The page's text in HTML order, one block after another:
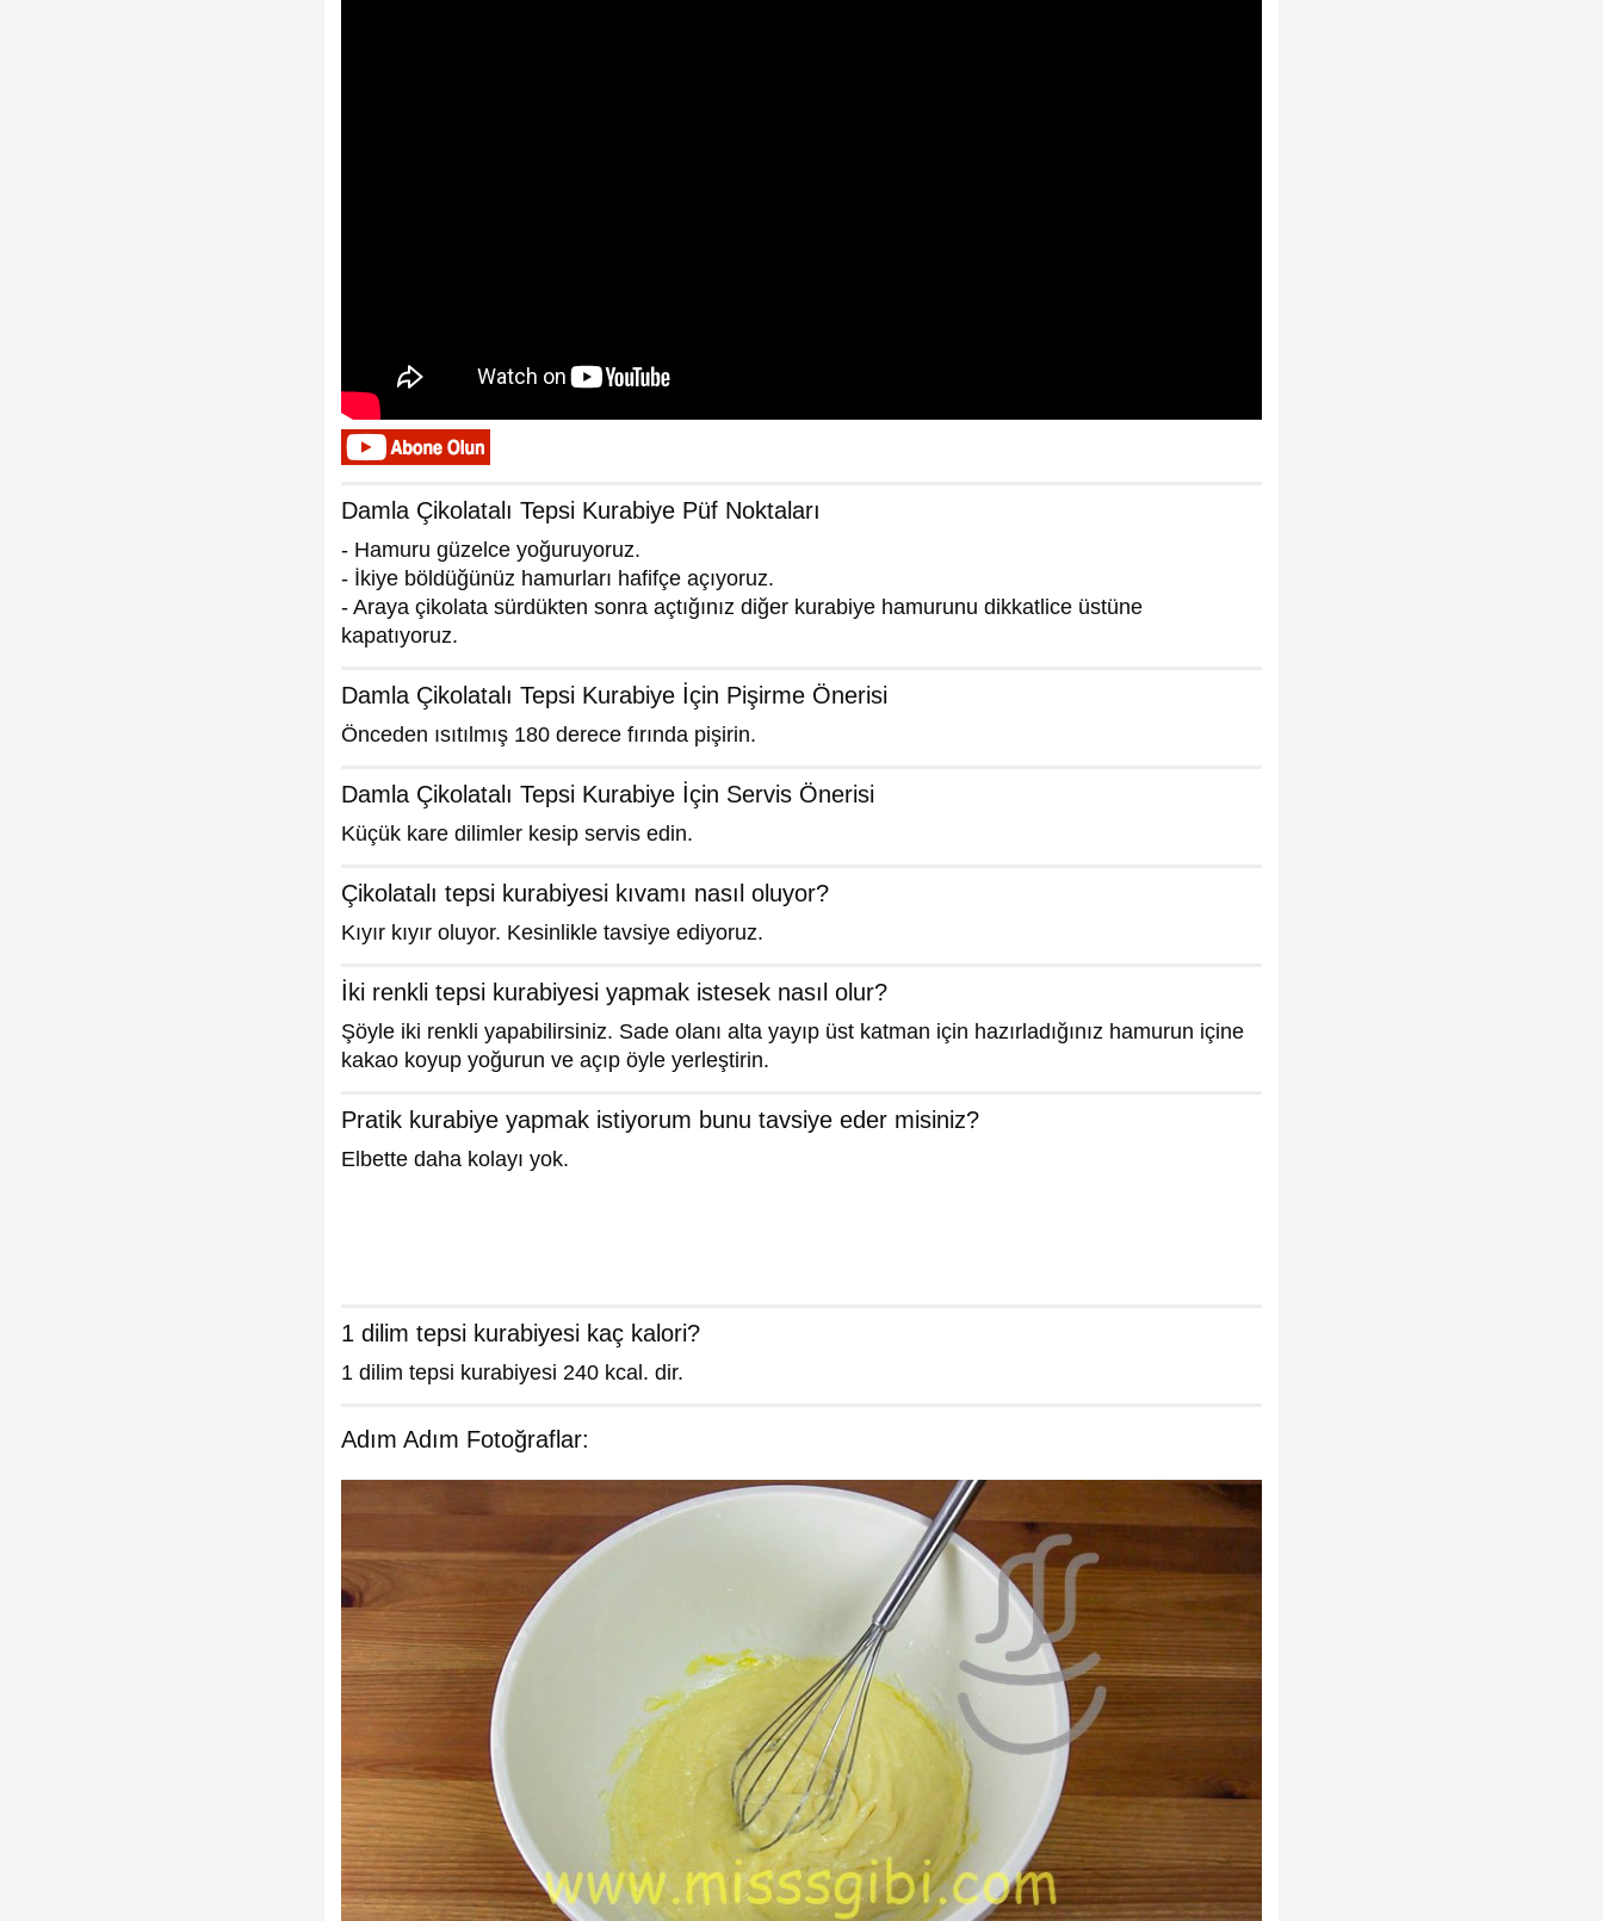
Damla Çikolatalı Tepsi Kurabiye Püf Noktaları
- Hamuru güzelce yoğuruyoruz.
- İkiye böldüğünüz hamurları hafifçe açıyoruz.
- Araya çikolata sürdükten sonra açtığınız diğer kurabiye hamurunu dikkatlice üstüne
kapatıyoruz.
Damla Çikolatalı Tepsi Kurabiye İçin Pişirme Önerisi
Önceden ısıtılmış 180 derece fırında pişirin.
Damla Çikolatalı Tepsi Kurabiye İçin Servis Önerisi
Küçük kare dilimler kesip servis edin.
Çikolatalı tepsi kurabiyesi kıvamı nasıl oluyor?
Kıyır kıyır oluyor. Kesinlikle tavsiye ediyoruz.
İki renkli tepsi kurabiyesi yapmak istesek nasıl olur?
Şöyle iki renkli yapabilirsiniz. Sade olanı alta yayıp üst katman için hazırladığınız hamurun içine
kakao koyup yoğurun ve açıp öyle yerleştirin.
Pratik kurabiye yapmak istiyorum bunu tavsiye eder misiniz?
Elbette daha kolayı yok.
1 dilim tepsi kurabiyesi kaç kalori?
1 dilim tepsi kurabiyesi 240 kcal. dir.
Adım Adım Fotoğraflar: